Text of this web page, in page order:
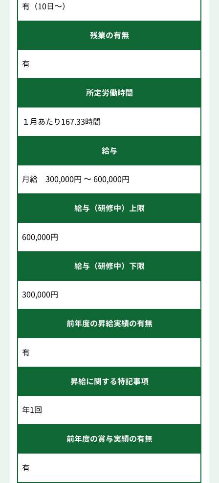
有（10日～）
残業の有無
有
所定労働時間
１月あたり167.33時間
給与
月給 300,000円 ～ 600,000円
給与（研修中）上限
600,000円
給与（研修中）下限
300,000円
前年度の昇給実績の有無
有
昇給に関する特記事項
年1回
前年度の賞与実績の有無
有